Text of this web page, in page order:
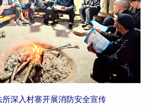
所深入村寨开展消防安全宣传